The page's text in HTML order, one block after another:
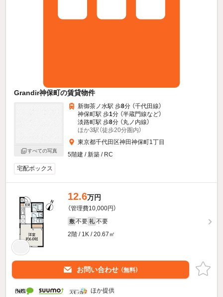
Grandir神保町の賃貸物件
すべての写真
新御茶ノ水駅 歩8分 （千代田線）
神保町駅 歩1分 （半蔵門線など）
淡路町駅 歩8分 （丸ノ内線）
ほか3駅（徒歩20分圏内）
東京都千代田区神田神保町1丁目
5階建 / 新築 / RC
宅配ボックス
12.6万円
（管理費10,000円）
敷 不要 礼 不要
2階 / 1K / 20.67㎡
お問い合わせ （無料）
ほか提供